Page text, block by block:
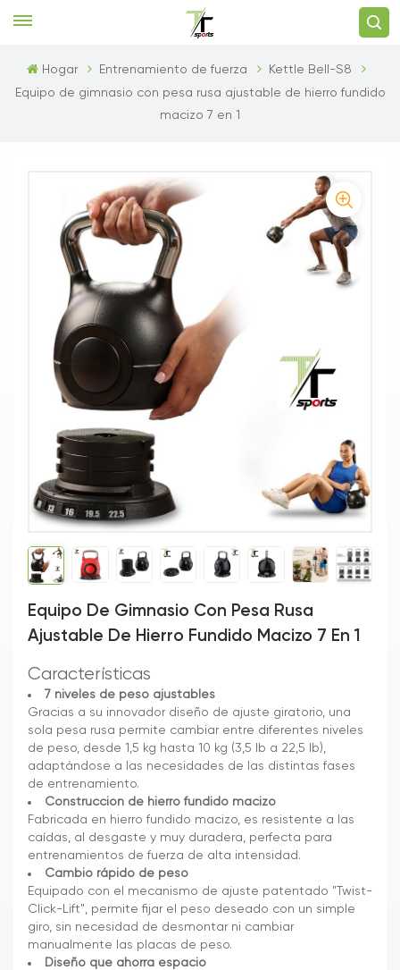
Hogar Entrenamiento de fuerza
Kettle Bell-S8
Equipo de gimnasio con pesa rusa ajustable de hierro fundido
macizo 7 en 1
Equipo De Gimnasio Con Pesa Rusa
Ajustable De Hierro Fundido Macizo 7 En 1
Características
7 niveles de peso ajustables
Gracias a su innovador diseño de ajuste giratorio, una
sola pesa rusa permite cambiar entre diferentes niveles
de peso, desde 1,5 kg hasta 10 kg (3,5 lb a 22,5 lb),
adaptándose a las necesidades de las distintas fases
de entrenamiento.
Construcción de hierro fundido macizo
Fabricada en hierro fundido macizo, es resistente a las
caídas, al desgaste y muy duradera, perfecta para
entrenamientos de fuerza de alta intensidad.
Cambio rápido de peso
Equipado con el mecanismo de ajuste patentado "Twist-
Click-Lift", permite fijar el peso deseado con un simple
giro, sin necesidad de desmontar ni cambiar
manualmente las placas de peso.
Diseño que ahorra espacio